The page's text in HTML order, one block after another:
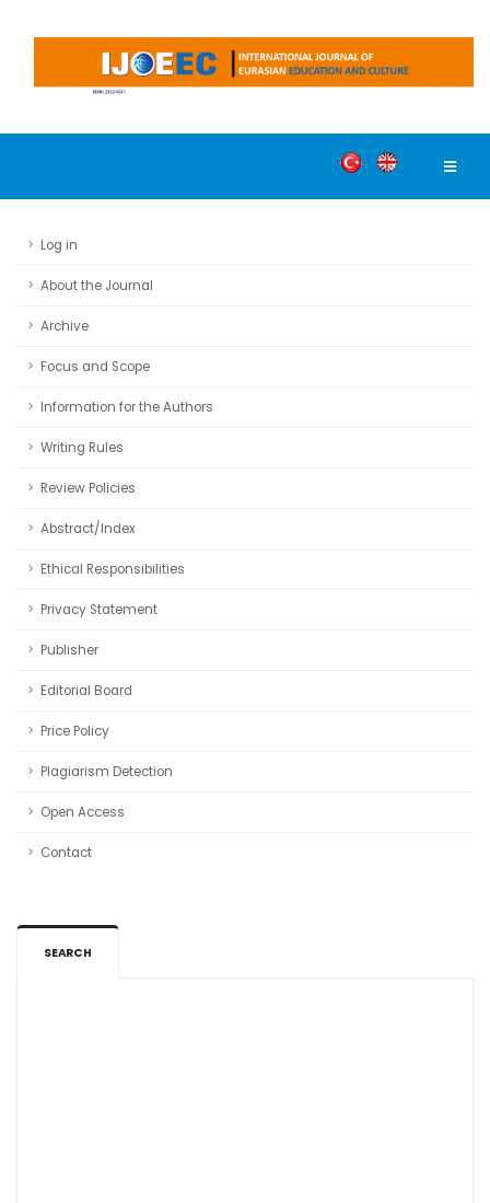
Log in
About the Journal
Archive
Focus and Scope
Information for the Authors
Writing Rules
Review Policies
Abstract/Index
Ethical Responsibilities
Privacy Statement
Publisher
Editorial Board
Price Policy
Plagiarism Detection
Open Access
Contact
SEARCH